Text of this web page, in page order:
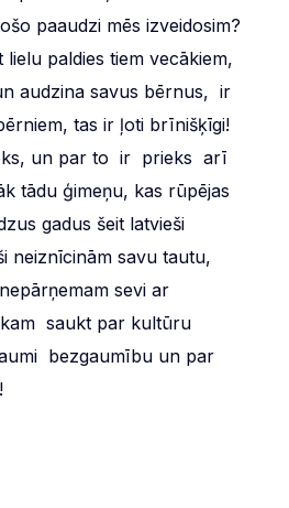
paaudzi mēs izveidosim?
paldies tiem vecākiem,
audzina savus bērnus, ir
tas ir ļoti brīnišķīgi!
un par to ir prieks arī
tādu ģimeņu, kas rūpējas
gadus šeit latvieši
neiznīcinām savu tautu,
sevi ar
saukt par kultūru
bezgaumību un par